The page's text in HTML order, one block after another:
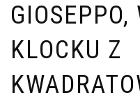
KLOCKU Z